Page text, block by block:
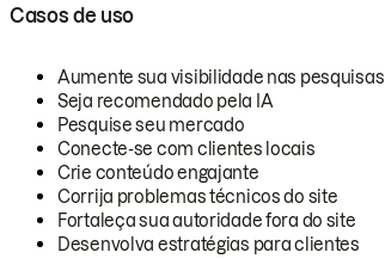
Casos de uso
Aumente sua visibilidade nas pesquisas
Seja recomendado pela IA
Pesquise seu mercado
Conecte-se com clientes locais
Crie conteúdo engajante
Corrija problemas técnicos do site
Fortaleça sua autoridade fora do site
Desenvolva estratégias para clientes